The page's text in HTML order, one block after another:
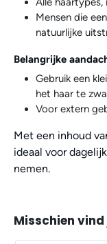
Mensen die
natuurlijke
Belangrijke
Gebruik een
het haar te
Voor extern
Met een inhoud
ideaal voor
nemen.
Misschien